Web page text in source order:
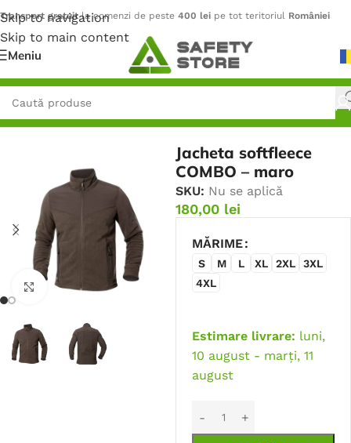
Skip to navigation
Skip to main content
Transport gratuitla comenzi de peste 400 lei pe tot teritoriul României
Meniu
Prima pagină/Outdoor
Faceți click pentru a mări
Jacheta softfleece
COMBO – maro
SKU: Nu se aplică
180,00 lei
MĂRIME
S M L XL 2XL
3XL
4XL
Estimare livrare: luni,
10 august - marți, 11
august